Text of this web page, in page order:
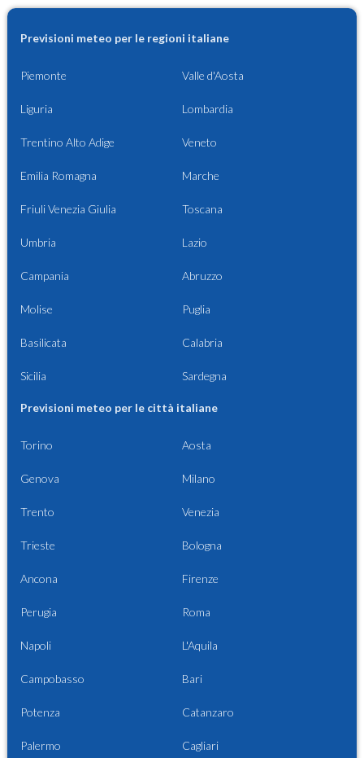
Previsioni meteo per le regioni italiane
Piemonte Valle d'Aosta
Liguria Lombardia
Trentino Alto Adige Veneto
Emilia Romagna Marche
Friuli Venezia Giulia Toscana
Umbria Lazio
Campania Abruzzo
Molise Puglia
Basilicata Calabria
Sicilia Sardegna
Previsioni meteo per le città italiane
Torino Aosta
Genova Milano
Trento Venezia
Trieste Bologna
Ancona Firenze
Perugia Roma
Napoli L'Aquila
Campobasso Bari
Potenza Catanzaro
Palermo Cagliari